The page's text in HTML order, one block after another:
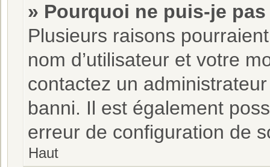
» Pourquoi ne puis-je
Plusieurs raisons
nom d’utilisateur et votre
contactez un
banni. Il est également
erreur de configuration de
Haut